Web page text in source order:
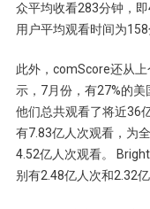
众平均收看283分钟，
用户平均观看时间为158
此外，comScore还从
示，7月份，有27%的美
他们总共观看了将近36
有7.83亿人次观看，为
4.52亿人次观看。
别有2.48亿人次和2.32